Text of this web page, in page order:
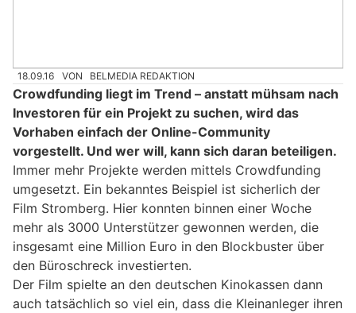
18.09.16 VON BELMEDIA REDAKTION
Crowdfunding liegt im Trend – anstatt mühsam nach
Investoren für ein Projekt zu suchen, wird das
Vorhaben einfach der Online-Community
vorgestellt. Und wer will, kann sich daran beteiligen.
Immer mehr Projekte werden mittels Crowdfunding
umgesetzt. Ein bekanntes Beispiel ist sicherlich der
Film Stromberg. Hier konnten binnen einer Woche
mehr als 3000 Unterstützer gewonnen werden, die
insgesamt eine Million Euro in den Blockbuster über
den Büroschreck investierten.
Der Film spielte an den deutschen Kinokassen dann
auch tatsächlich so viel ein, dass die Kleinanleger ihren